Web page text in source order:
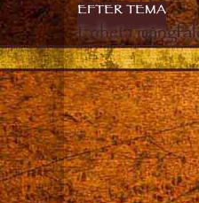
EFTER TEMA
Enhet i